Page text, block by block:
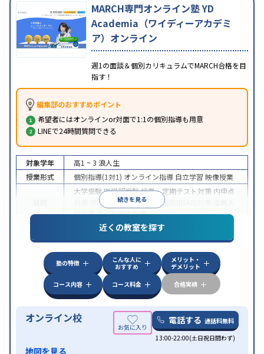
MARCH専門オンライン塾 YD
Academia（ワイディーアカデミ
ア）オンライン
週1の面談＆個別カリキュラムでMARCH合格を目
指す！
編集部のおすすめポイント
希望者にはオンラインor対面で1:1の個別指導も用意
LINEで24時間質問できる
続きを見る
対象学年 高1 ~ 3 浪人生
授業形式
個別指導(1対1) オンライン指導 自立学習 映像授業
大学受験医学部受験授業・定期テスト対策 内申点
学習習慣の定着 総合型選抜(旧AO)対策
試対策学校別特化対策
特徴
中高一貫校生に対応授業の振替可能
学習にPC・タブレットを利用オンライン対応1
科目から受講可能
近くの教室を探す
塾の特徴
こんな人に
おすすめ
メリット・
デメリット
コース内容
コース料金 合格実績
オンライン校 電話する 通話料無料
13:00-22:00(土日祝日問わず)
地図を見る